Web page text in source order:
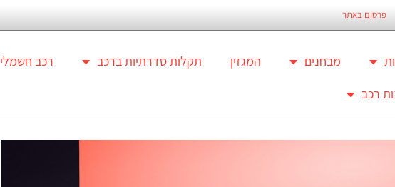
פרסום באתר
מבחנים המגזין תקלות סדרתיות ברכב רכב חשמלי
רכב